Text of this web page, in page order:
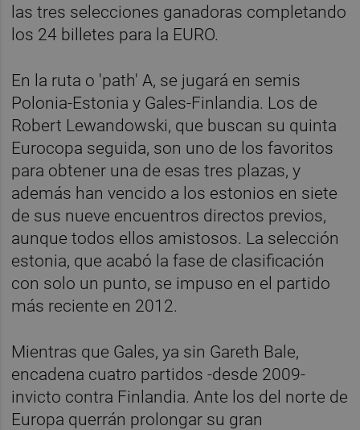
las tres selecciones ganadoras completando
los 24 billetes para la EURO.
En la ruta o 'path' A, se jugará en semis
Polonia-Estonia y Gales-Finlandia. Los de
Robert Lewandowski, que buscan su quinta
Eurocopa seguida, son uno de los favoritos
para obtener una de esas tres plazas, y
además han vencido a los estonios en siete
de sus nueve encuentros directos previos,
aunque todos ellos amistosos. La selección
estonia, que acabó la fase de clasificación
con solo un punto, se impuso en el partido
más reciente en 2012.
Mientras que Gales, ya sin Gareth Bale,
encadena cuatro partidos -desde 2009-
invicto contra Finlandia. Ante los del norte de
Europa querrán prolongar su gran